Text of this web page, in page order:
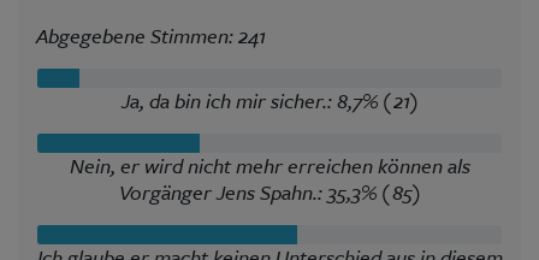
Abgegebene Stimmen: 241
Ja, da bin ich mir sicher.: 8,7% (21)
Nein, er wird nicht mehr erreichen können als
Vorgänger Jens Spahn.: 35,3% (85)